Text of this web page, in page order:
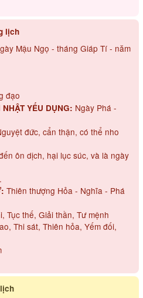
lịch
Mậu Ngọ - tháng Giáp Tí - năm
đạo
YẾU DỤNG: Ngày Phá -
đức, cẩn thận, có thể nho
ôn dịch, hại lục súc, và là ngày
Thiên thượng Hỏa - Nghĩa - Phá
Tục thế, Giải thần, Tư mệnh
Thi sát, Thiên hỏa, Yếm đối,